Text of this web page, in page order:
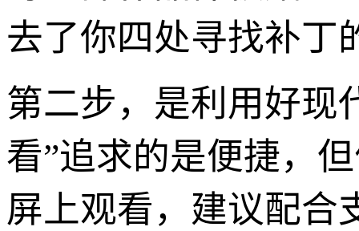
去了你四处寻找补丁
第二步，是利用好现
看”追求的是便捷，
屏上观看，建议配合